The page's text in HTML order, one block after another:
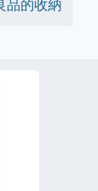
品的收納